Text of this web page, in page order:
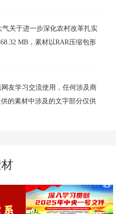
气关于进一步深化农村改革扎实
MB，素材以RAR压缩包形
友学习交流使用，任何涉及商
的素材中涉及的文字部分仅供